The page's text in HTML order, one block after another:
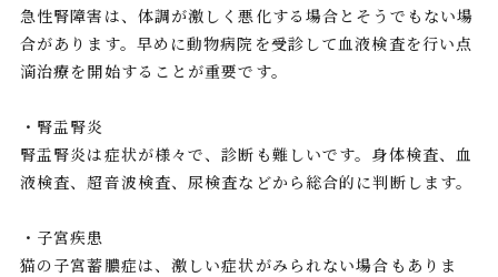
急性腎障害は、体調が激しく悪化する場合とそうでもない場
合があります。早めに動物病院を受診して血液検査を行い点
滴治療を開始することが重要です。
・腎盂腎炎
腎盂腎炎は症状が様々で、診断も難しいです。身体検査、血
液検査、超音波検査、尿検査などから総合的に判断します。
・子宮疾患
猫の子宮蓄膿症は、激しい症状がみられない場合もありま